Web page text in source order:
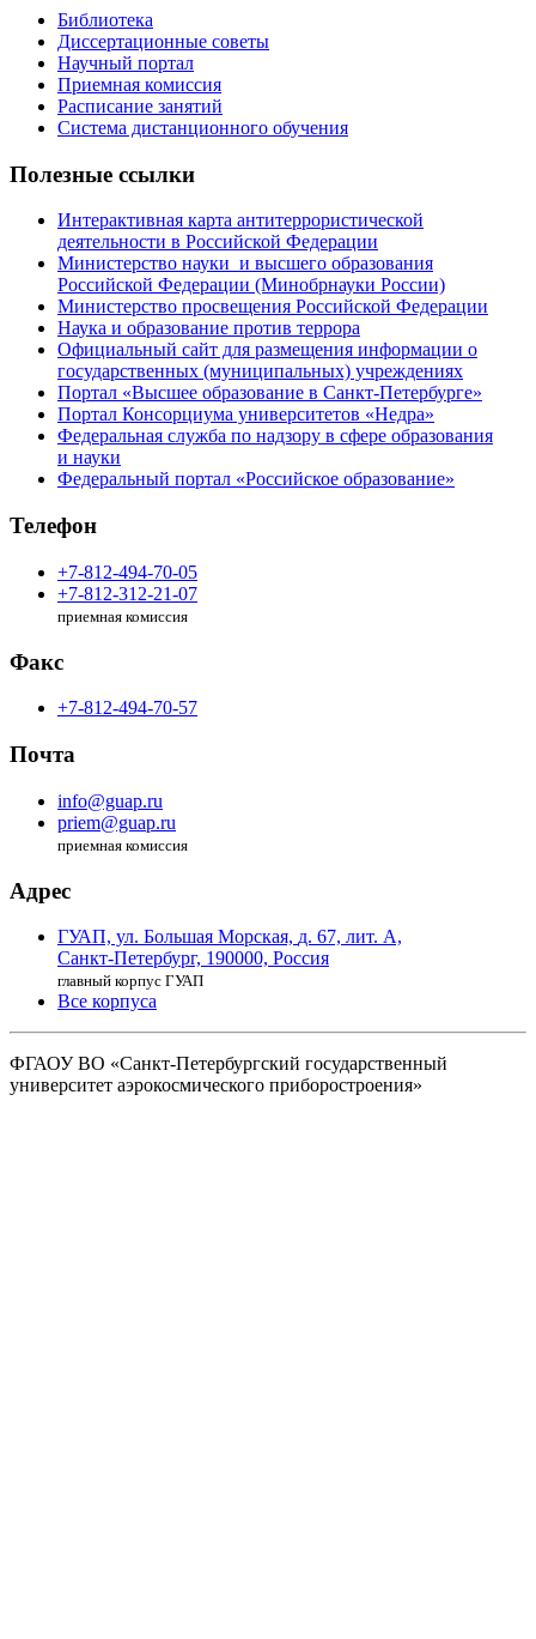
Библиотека
Диссертационные советы
Научный портал
Приемная комиссия
Расписание занятий
Система дистанционного обучения
Полезные ссылки
Интерактивная карта антитеррористической
деятельности в Российской Федерации
Министерство науки и высшего образования
Российской Федерации (Минобрнауки России)
Министерство просвещения Российской Федерации
Наука и образование против террора
Официальный сайт для размещения информации о
государственных (муниципальных) учреждениях
Портал «Высшее образование в Санкт-Петербурге»
Портал Консорциума университетов «Недра»
Федеральная служба по надзору в сфере образования
и науки
Федеральный портал «Российское образование»
Телефон
+7-812-494-70-05
+7-812-312-21-07
приемная комиссия
Факс
+7-812-494-70-57
Почта
info@guap.ru
priem@guap.ru
приемная комиссия
Адрес
ГУАП, ул. Большая Морская, д. 67, лит. А,
Санкт-Петербург, 190000, Россия
главный корпус ГУАП
Все корпуса
ФГАОУ ВО «Санкт-Петербургский государственный
университет аэрокосмического приборостроения»